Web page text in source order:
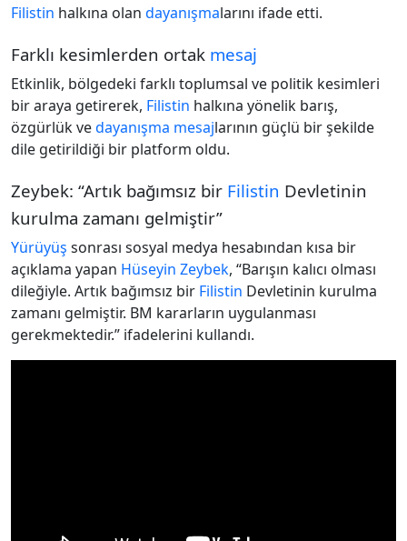
Filistin halkına olan dayanışmalarını ifade etti.
Farklı kesimlerden ortak mesaj
Etkinlik, bölgedeki farklı toplumsal ve politik kesimleri
bir araya getirerek, Filistin halkına yönelik barış,
özgürlük vedayanışma mesajlarının güçlü bir şekilde
dile getirildiği bir platform oldu.
Zeybek: “Artık bağımsız bir Filistin Devletinin
kurulma zamanı gelmiştir”
Yürüyüş sonrası sosyal medya hesabından kısa bir
açıklama yapan Hüseyin Zeybek, “Barışın kalıcı olması
dileğiyle. Artık bağımsız bir Filistin Devletinin kurulma
zamanı gelmiştir. BM kararların uygulanması
gerekmektedir.” ifadelerini kullandı.